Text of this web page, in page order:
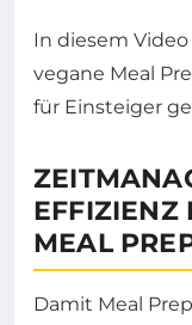
In diesem
vegane Meal
für Einsteiger
EFFIZIENZ
MEAL
Damit Meal